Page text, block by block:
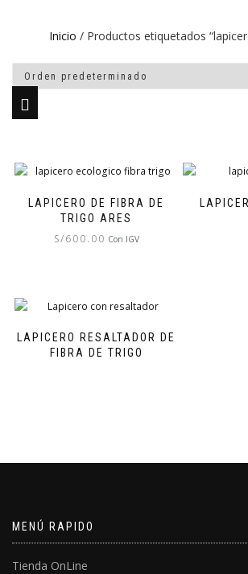
Inicio / Productos etiquetados
LAPICERO DE FIBRA DE
TRIGO ARES
S/600.00 Con IGV
LAPICERO RESALTADOR DE
FIBRA DE TRIGO
MENÚ RAPIDO
Tienda OnLine